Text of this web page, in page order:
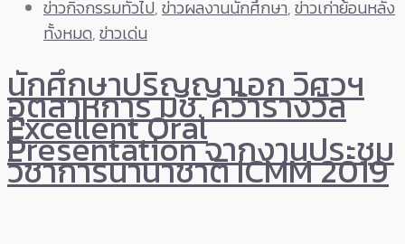
ข่าวกิจกรรมทั่วไป,ข่าวผลงานนักศึกษา,ข่าวเก่าย้อนหลัง
ทั้งหมด,ข่าวเด่น
นักศึกษาปริญญาเอก วิศวฯ
อุตสาหการ มช. คว้ารางวัล
Excellent Oral
Presentation จากงานประชุม
วิชาการนานาชาติ ICMM 2019